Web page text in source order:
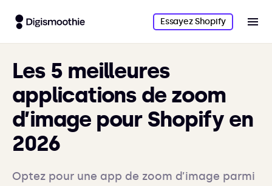
Essayez Shopify
Les 5 meilleures
applications de zoom
d’image pour Shopify en
2026
Optez pour une app de zoom d’image parmi